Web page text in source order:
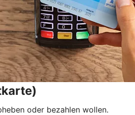
oder bezahlen wollen.